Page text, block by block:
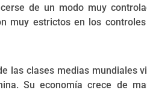
de un modo muy
muy estrictos en los
las clases medias mundiales
Su economía crece de